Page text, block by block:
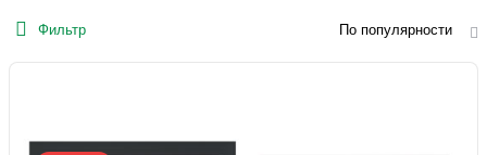
Фильтр По популярности